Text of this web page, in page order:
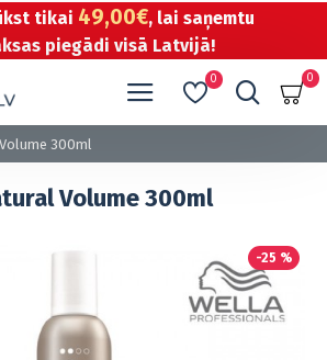
tikai 49,00€, lai saņemtu
piegādi visā Latvijā!
0 0
300ml
Volume 300ml
-25 %